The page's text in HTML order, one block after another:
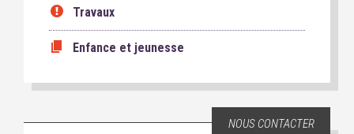
Travaux
Enfance et jeunesse
NOUS CONTACTER